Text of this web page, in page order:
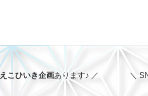
えこひいき企画あります♪ ／ ＼